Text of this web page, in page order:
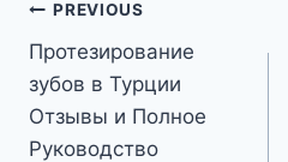
Post
navigation
PREVIOUS
Протезирование
зубов в Турции
Отзывы и Полное
Руководство